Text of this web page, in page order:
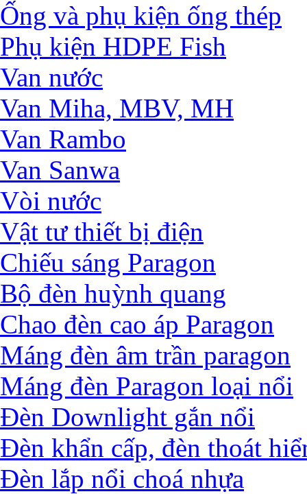
Ống và phụ kiện ống thép
Phụ kiện HDPE Fish
Van nước
Van Miha, MBV, MH
Van Rambo
Van Sanwa
Vòi nước
Vật tư thiết bị điện
Chiếu sáng Paragon
Bộ đèn huỳnh quang
Chao đèn cao áp Paragon
Máng đèn âm trần paragon
Máng đèn Paragon loại nổi
Đèn Downlight gắn nổi
Đèn khẩn cấp, đèn thoát
Đèn lắp nổi choá nhựa